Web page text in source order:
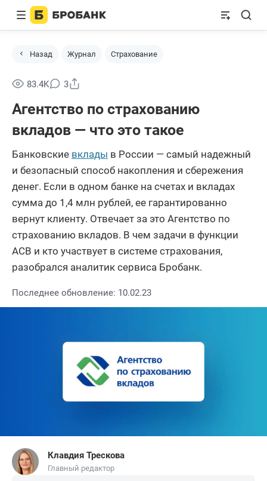
Назад Журнал Страхование
83.4K 3
Агентство по страхованию
вкладов — что это такое
Банковские вклады в России — самый надежный
и безопасный способ накопления и сбережения
денег. Если в одном банке на счетах и вкладах
сумма до 1,4 млн рублей, ее гарантированно
вернут клиенту. Отвечает за это Агентство по
страхованию вкладов. В чем задачи в функции
АСВ и кто участвует в системе страхования,
разобрался аналитик сервиса Бробанк.
Последнее обновление: 10.02.23
Клавдия Трескова
Главный редактор